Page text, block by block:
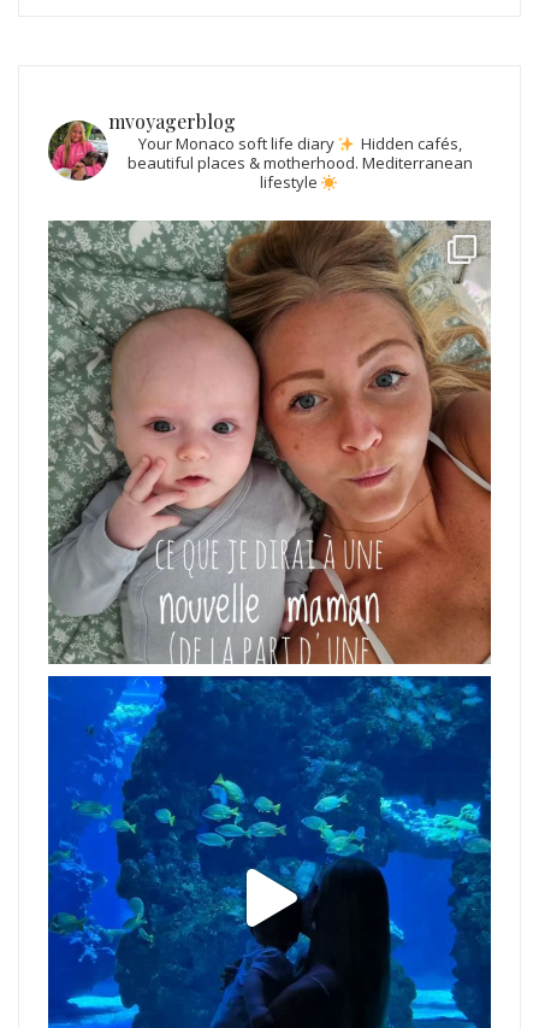
mvoyagerblog
Your Monaco soft life diary
Hidden cafés,
beautiful places & motherhood. Mediterranean
lifestyle